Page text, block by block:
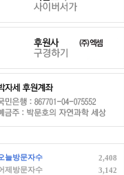
늘방문자수
2,408
제방문자수
3,142